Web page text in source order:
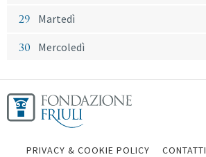
29 Martedì
30 Mercoledì
PRIVACY & COOKIE POLICY CONTATTI